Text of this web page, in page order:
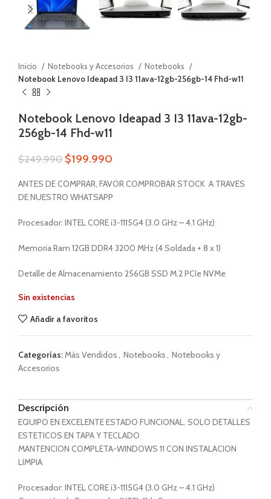
Inicio Notebooks y Accesorios
Notebooks
Notebook Lenovo Ideapad 3 I3 11ava-12gb-256gb-14 Fhd-w11
Notebook Lenovo Ideapad 3 I3 11ava-12gb-
256gb-14 Fhd-w11
$249.990 $199.990
ANTES DE COMPRAR, FAVOR COMPROBAR STOCK A TRAVES
DE NUESTRO WHATSAPP
Procesador: INTEL CORE i3-1115G4 (3.0 GHz – 4.1 GHz)
Memoria Ram 12GB DDR4 3200 MHz (4 Soldada + 8 x 1)
Detalle de Almacenamiento 256GB SSD M.2 PCIe NVMe
Sin existencias
Añadir a favoritos
Categorías:Más Vendidos, Notebooks, Notebooks y
Accesorios
Descripción
EQUIPO EN EXCELENTE ESTADO FUNCIONAL. SOLO DETALLES
ESTETICOS EN TAPA Y TECLADO
MANTENCION COMPLETA-WINDOWS 11 CON INSTALACION
LIMPIA
Procesador: INTEL CORE i3-1115G4 (3.0 GHz – 4.1 GHz)